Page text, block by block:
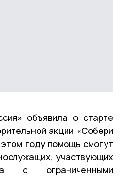
объявила о старте
акции «Собери
году помощь смогут
участвующих
ограниченными